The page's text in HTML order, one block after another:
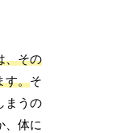
、その
す。そ
まうの
、体に